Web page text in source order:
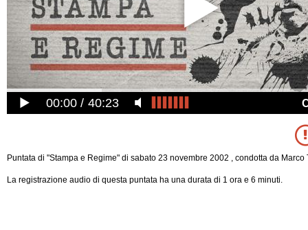
00:00 40:23
Puntata di "Stampa e Regime" di sabato 23 novembre 2002 , condotta da Marco
La registrazione audio di questa puntata ha una durata di 1 ora e 6 minuti.